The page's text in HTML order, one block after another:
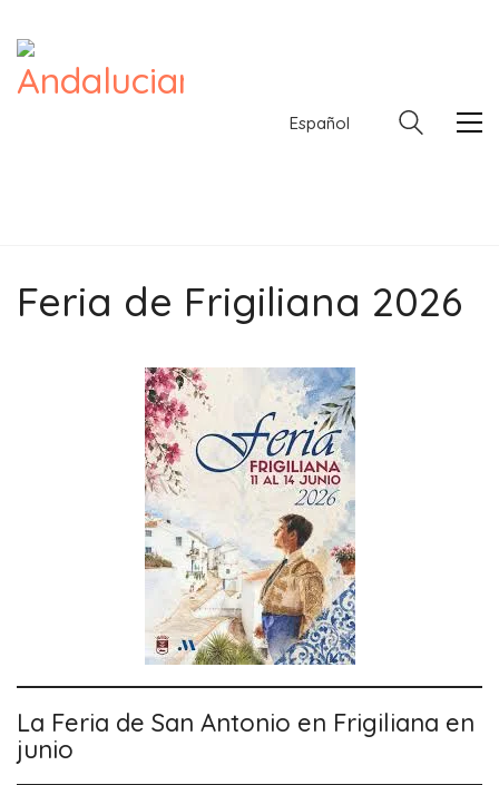
Español
Español
Feria de Frigiliana 2026
La Feria de San Antonio en Frigiliana en
junio